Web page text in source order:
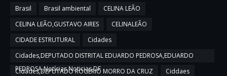
Brasil
Brasil ambiental
CELINA LEÃO
CELINA LEÃO,GUSTAVO AIRES
CELINALEÃO
CIDADE ESTRUTURAL
Cidades
Cidades,DEPUTADO DISTRITAL EDUARDO PEDROSA,EDUARDO
PEDROSA,Notícias,Noticias DF
Cidades,DEPUTADO ROGERIO MORRO DA CRUZ
Ciddaes